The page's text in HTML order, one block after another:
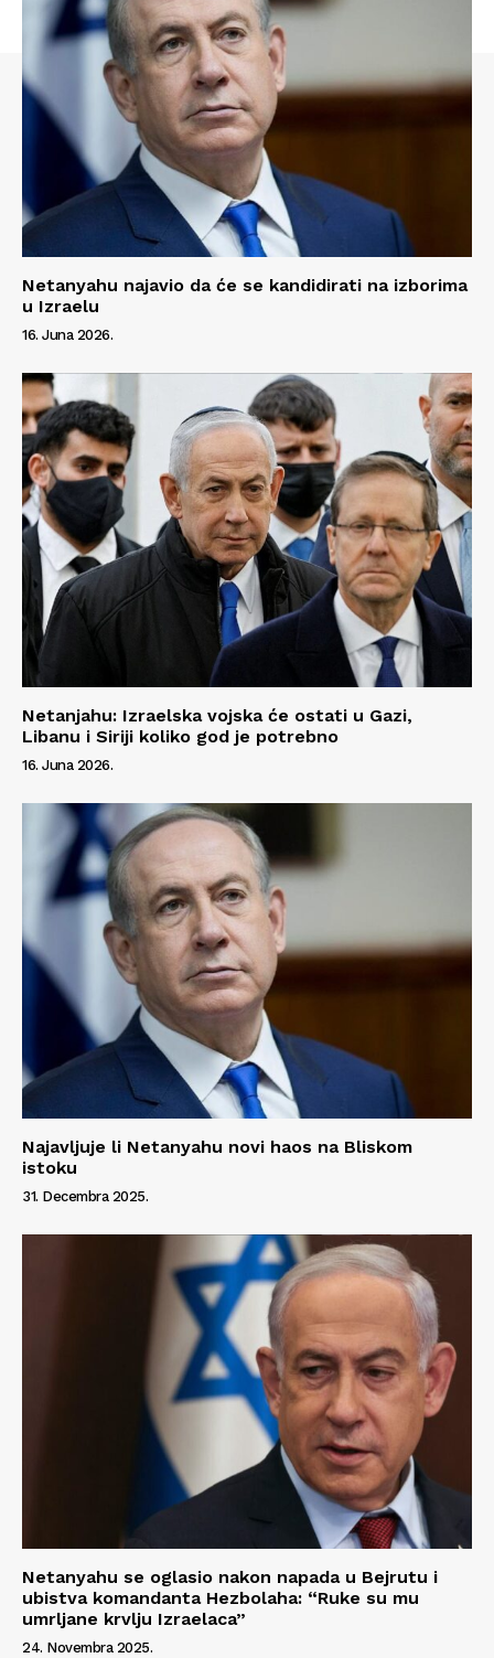
O nama
Kontakt
Impressum
Netanyahu najavio da će se kandidirati na izborima
u Izraelu
16. Juna 2026.
Netanjahu: Izraelska vojska će ostati u Gazi,
Libanu i Siriji koliko god je potrebno
16. Juna 2026.
Najavljuje li Netanyahu novi haos na Bliskom
istoku
31. Decembra 2025.
Netanyahu se oglasio nakon napada u Bejrutu i
ubistva komandanta Hezbolaha: “Ruke su mu
umrljane krvlju Izraelaca”
24. Novembra 2025.